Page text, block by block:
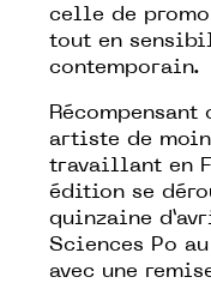
celle de
tout en
contemporain.
Récompensant
artiste de
travaillant en
édition se
quinzaine
Sciences Po
avec une